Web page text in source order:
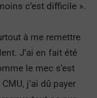
c’est difficile ».
à me remettre
J’ai en fait été
le mec s’est
j’ai dû payer